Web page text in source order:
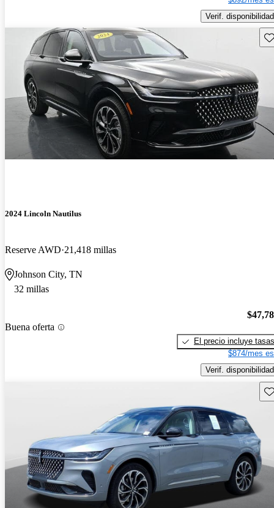
Verif. disponibilidad
2024 Lincoln Nautilus
Reserve AWD 21,418 millas
Johnson City, TN
32 millas
Buena oferta
El precio incluye tasas
$874/mes
Verif. disponibilidad